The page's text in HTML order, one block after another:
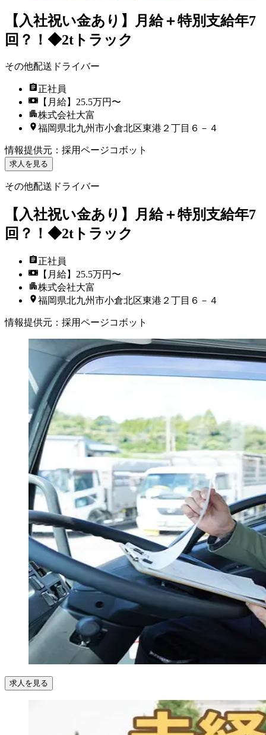
【入社祝い金あり】月給＋特別支給年7
回？！◆2tトラック
その他配送ドライバー
正社員
【月給】25.5万円〜
株式会社大富
福岡県北九州市小倉北区東港２丁目６－４
情報提供元 ： 採用ページコボット
求人を見る
その他配送ドライバー
【入社祝い金あり】月給＋特別支給年7
回？！◆2tトラック
正社員
【月給】25.5万円〜
株式会社大富
福岡県北九州市小倉北区東港２丁目６－４
情報提供元 ： 採用ページコボット
求人を見る